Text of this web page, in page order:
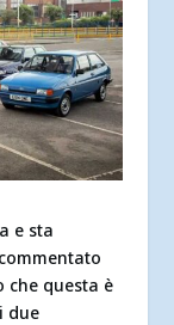
e sta
che questa è
due